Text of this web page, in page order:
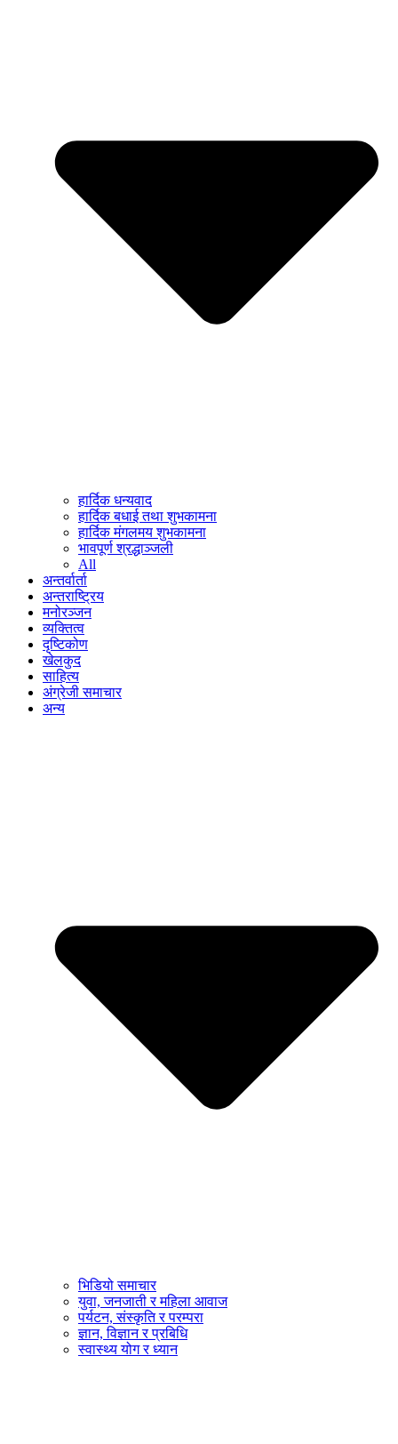
हार्दिक धन्यवाद
हार्दिक बधाई तथा शुभकामना
हार्दिक मंगलमय शुभकामना
भावपूर्ण श्रद्धाञ्जली
All
अन्तर्वार्ता
अन्तराष्ट्रिय
मनोरञ्जन
व्यक्तित्व
दृष्टिकोण
खेलकुद
साहित्य
अंग्रेजी समाचार
अन्य
भिडियो समाचार
युवा, जनजाती र महिला आवाज
पर्यटन, संस्कृति र परम्परा
ज्ञान, विज्ञान र प्रबिधि
स्वास्थ्य योग र ध्यान